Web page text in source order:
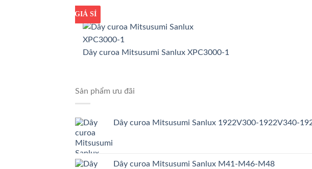
GIÁ TỐT
GIÁ SỈ
Dây curoa Mitsusumi Sanlux XPC3000-1
Sản phẩm ưu đãi
Dây curoa Mitsusumi Sanlux 1922V300-1922V340-
Dây curoa Mitsusumi Sanlux M41-M46-M48